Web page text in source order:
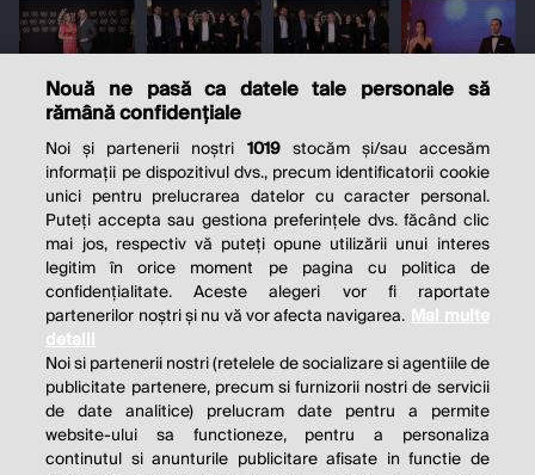
Nouă ne pasă ca datele tale personale să
rămână confidențiale
Noi și partenerii noștri 1019stocăm și/sau accesăm
informații pe dispozitivul dvs., precum identificatorii cookie
unici pentru prelucrarea datelor cu caracter personal.
Puteți accepta sau gestiona preferințele dvs. făcând clic
mai jos, respectiv vă puteți opune utilizării unui interes
legitim în orice moment pe pagina cu politica de
confidențialitate. Aceste alegeri vor fi raportate
partenerilor noștri și nu vă vor afecta navigarea. Mai multe
detalii
Noi si partenerii nostri (retelele de socializare si agentiile de
publicitate partenere, precum si furnizorii nostri de servicii
de date analitice) prelucram date pentru a permite
website-ului sa functioneze, pentru a personaliza
continutul si anunturile publicitare afisate in functie de